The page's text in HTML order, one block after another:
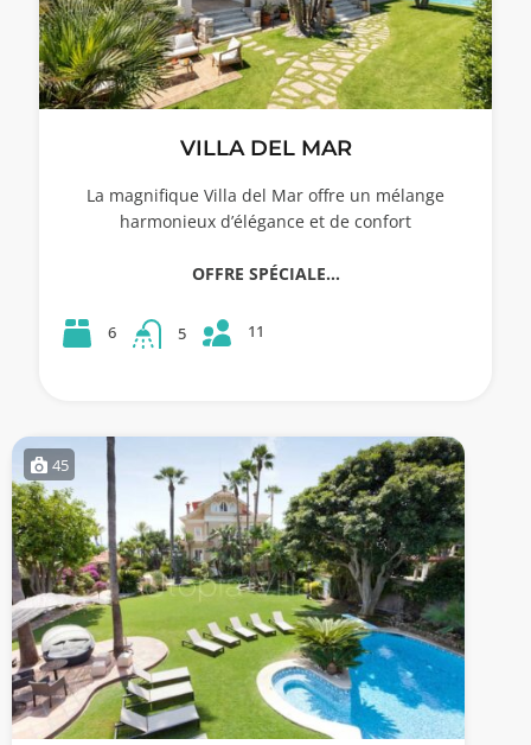
VILLA DEL MAR
La magnifique Villa del Mar offre un mélange
harmonieux d’élégance et de confort
OFFRE SPÉCIALE…
6 5 11
45